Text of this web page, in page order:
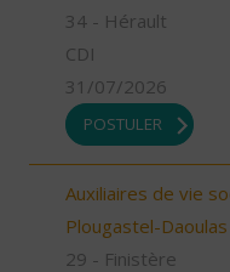
34 - Hérault
CDI
31/07/2026
POSTULER
Auxiliaires de vie
Plougastel-
29 - Finistère